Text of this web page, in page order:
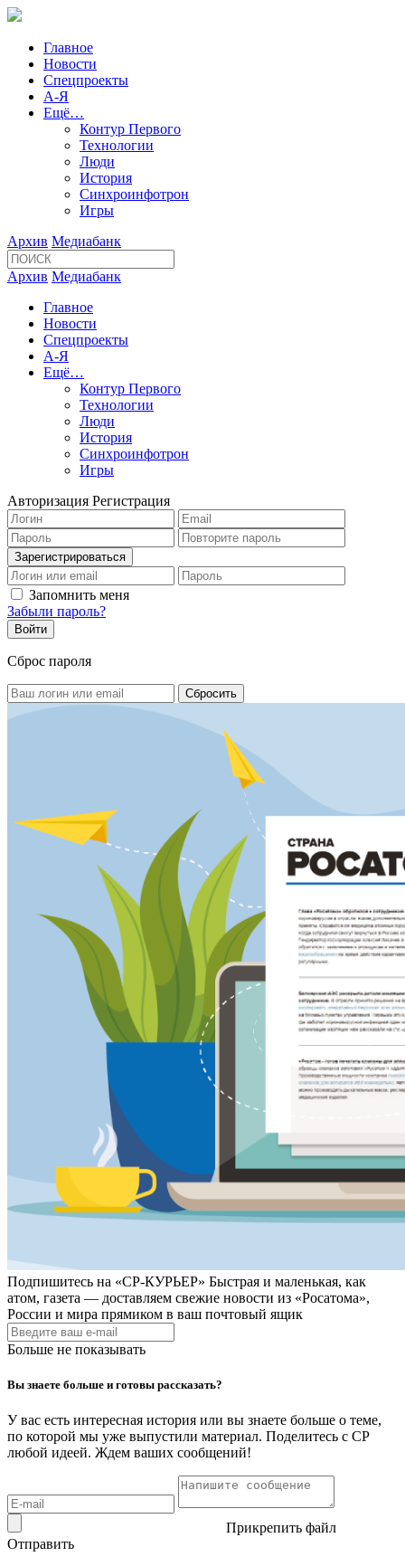
Главное
Новости
Спецпроекты
А-Я
Ещё…
Контур Первого
Технологии
Люди
История
Синхроинфотрон
Игры
Архив Медиабанк
Архив Медиабанк
Главное
Новости
Спецпроекты
А-Я
Ещё…
Контур Первого
Технологии
Люди
История
Синхроинфотрон
Игры
Авторизация Регистрация
Запомнить меня
Забыли пароль?
Сброс пароля
Подпишитесь на «СР-КУРЬЕР» Быстрая и маленькая, как
атом, газета — доставляем свежие новости из «Росатома»,
России и мира прямиком в ваш почтовый ящик
Больше не показывать
Вы знаете больше и готовы рассказать?
У вас есть интересная история или вы знаете больше о теме,
по которой мы уже выпустили материал. Поделитесь с СР
любой идеей. Ждем ваших сообщений!
Прикрепить файл
Отправить